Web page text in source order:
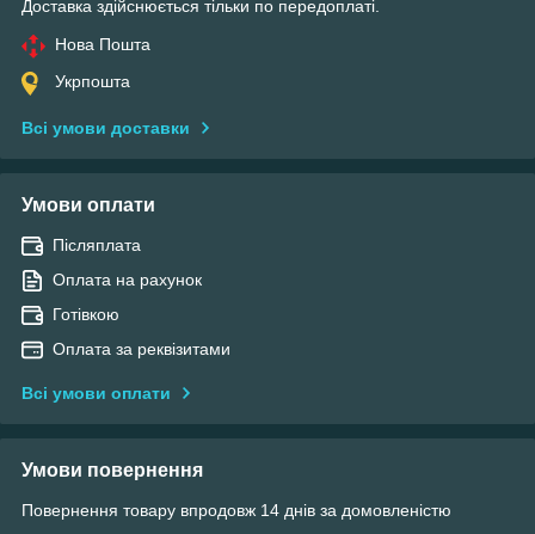
Доставка здійснюється тільки по передоплаті.
Нова Пошта
Укрпошта
Всі умови доставки
Умови оплати
Післяплата
Оплата на рахунок
Готівкою
Оплата за реквізитами
Всі умови оплати
Умови повернення
Повернення товару впродовж 14 днів за домовленістю